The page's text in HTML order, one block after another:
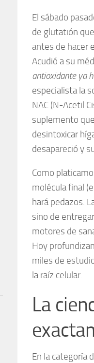
El sábado
de glutatión
antes de hacer
Acudió a su
antioxidante ya
especialista la
NAC (N-Acetil
suplemento
desintoxicar
desapareció y
Como
molécula final
hará pedazos.
sino de
motores de
Hoy
miles de
la raíz celular.
La
En la categoría